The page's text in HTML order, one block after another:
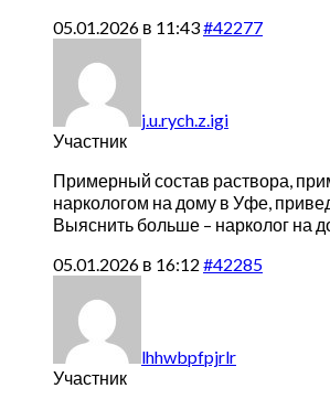
05.01.2026 в 11:43#42277
j.u.rych.z.igi
Участник
Примерный состав раствора,
наркологом на дому в Уфе,
Выяснить больше – нарколог на
05.01.2026 в 16:12 #42285
lhhwbpfpjrlr
Участник